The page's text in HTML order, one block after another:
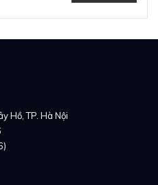
tăng khả năng chống
Panerai Luminor Marina
động tốt dù có ở độ sâu
Hồ, TP. Hà Nội